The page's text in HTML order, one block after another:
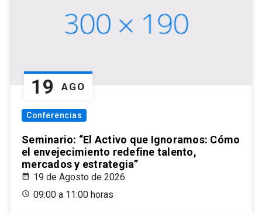
19 AGO
Conferencias
Seminario: “El Activo que Ignoramos: Cómo
el envejecimiento redefine talento,
mercados y estrategia”
19 de Agosto de 2026
09:00 a 11:00 horas